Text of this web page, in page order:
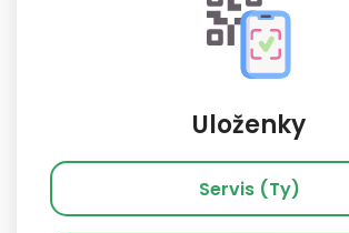
Uloženky
Servis (Ty)